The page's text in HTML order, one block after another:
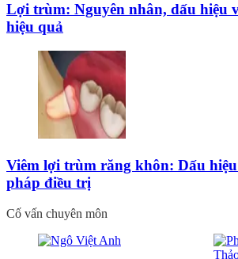
Lợi trùm: Nguyên nhân, dấu hiệu
hiệu quả
Viêm lợi trùm răng khôn: Dấu
pháp điều trị
Cố vấn chuyên môn